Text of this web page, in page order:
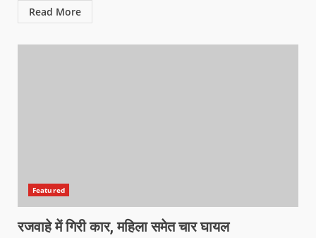
Read More
Featured
रजवाहे में गिरी कार, महिला समेत चार घायल